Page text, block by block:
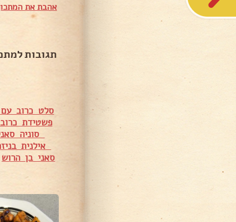
אהבת את
תגובות
סלט כרוב עם
פשטידת
סוניה
אילנית
סאני בן הרוש